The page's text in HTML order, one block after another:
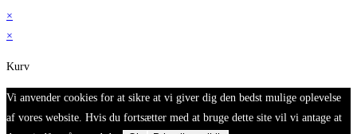
×
×
Kurv
Vi anvender cookies for at sikre at vi giver dig den bedst mulige oplevelse
af vores website. Hvis du fortsætter med at bruge dette site vil vi antage at